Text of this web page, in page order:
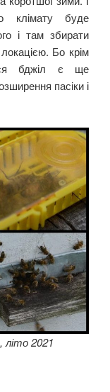
клімату буде
і там збирати
Бо крім
бджіл є ще
пасіки і
літо 2021